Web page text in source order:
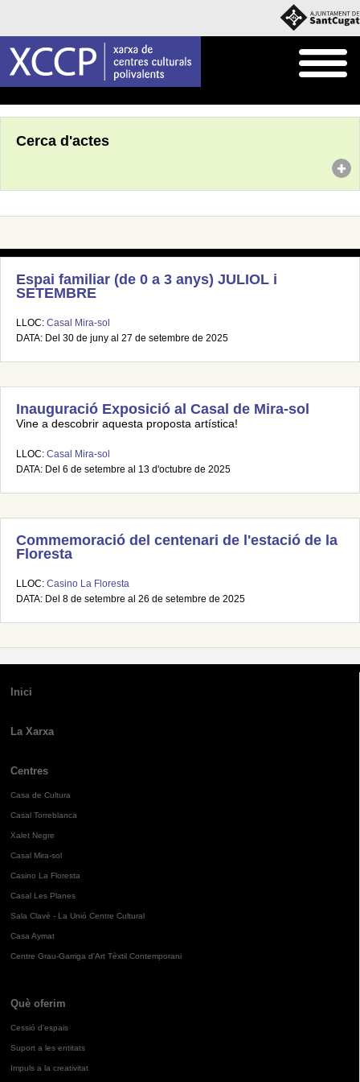
Cerca d'actes
Espai familiar (de 0 a 3 anys) JULIOL i
SETEMBRE
LLOC: Casal Mira-sol
DATA: Del 30 de juny al 27 de setembre de 2025
Inauguració Exposició al Casal de Mira-sol
Vine a descobrir aquesta proposta artística!
LLOC: Casal Mira-sol
DATA: Del 6 de setembre al 13 d'octubre de 2025
Commemoració del centenari de l'estació de la
Floresta
LLOC: Casino La Floresta
DATA: Del 8 de setembre al 26 de setembre de 2025
Inici
La Xarxa
Centres
Casa de Cultura
Casal Torreblanca
Xalet Negre
Casal Mira-sol
Casino La Floresta
Casal Les Planes
Sala Clavé - La Unió Centre Cultural
Casa Aymat
Centre Grau-Garriga d'Art Tèxtil Contemporani
Què oferim
Cessió d'espais
Suport a les entitats
Impuls a la creativitat